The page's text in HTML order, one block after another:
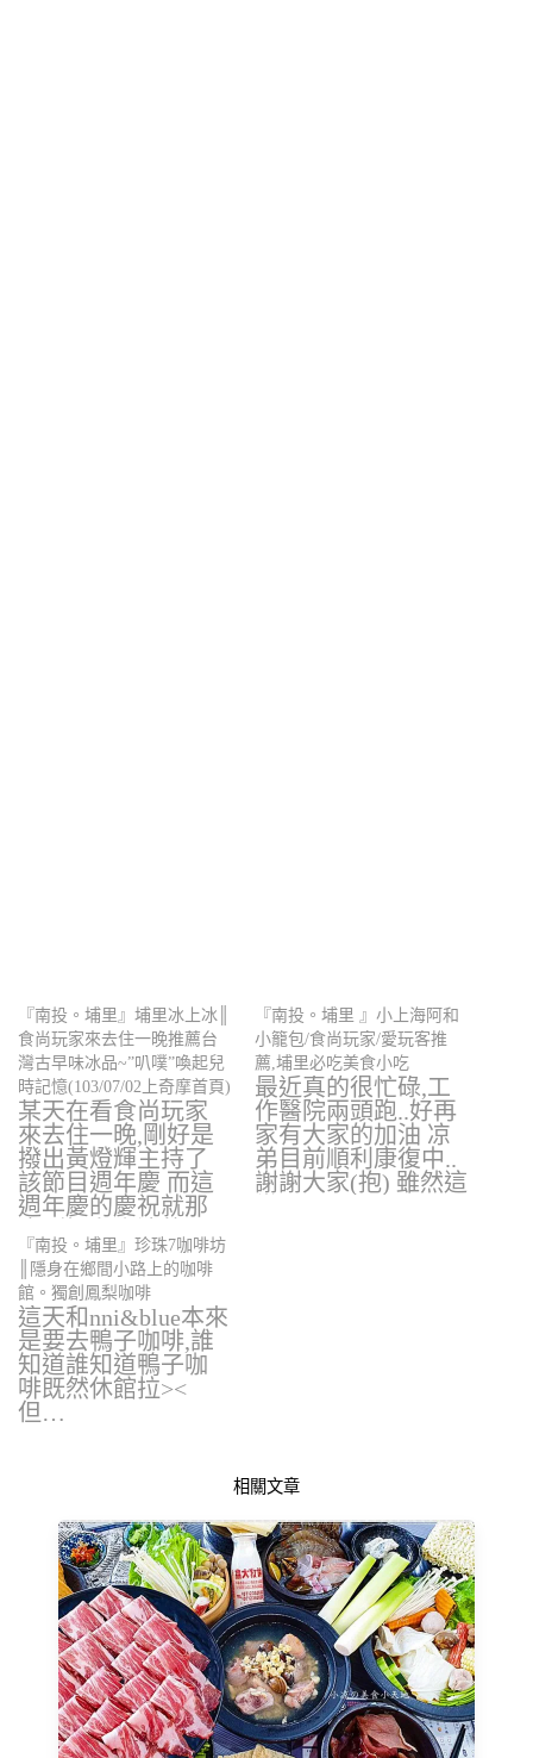
『南投。埔里』埔里冰上冰║
食尚玩家來去住一晚推薦台
灣古早味冰品~”叭噗”喚起兒
時記憶(103/07/02上奇摩首頁)
某天在看食尚玩家
來去住一晚,剛好是
撥出黃燈輝主持了
該節目週年慶 而這
週年慶的慶祝就那
麼剛好在小涼的
家…
『南投。埔里 』小上海阿和
小籠包/食尚玩家/愛玩客推
薦,埔里必吃美食小吃
最近真的很忙碌,工
作醫院兩頭跑..好再
家有大家的加油 凉
弟目前順利康復中..
謝謝大家(抱) 雖然這
『南投。埔里』珍珠7咖啡坊
║隱身在鄉間小路上的咖啡
館。獨創鳳梨咖啡
這天和nni&blue本來
是要去鴨子咖啡,誰
知道誰知道鴨子咖
啡既然休館拉><
但…
相關文章